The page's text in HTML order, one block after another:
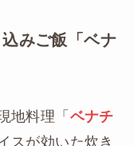
みご飯「ベナ
地料理「 ベナチ
スが効いた炊き